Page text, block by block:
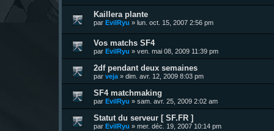
Kaillera plante
par EvilRyu » lun. oct. 15, 2007 2:56 pm
Vos matchs SF4
par EvilRyu » ven. mai 08, 2009 11:39 pm
2df pendant deux semaines
par veja » dim. avr. 12, 2009 8:03 pm
SF4 matchmaking
par EvilRyu » sam. avr. 25, 2009 2:02 am
Statut du serveur [ SF.FR ]
par EvilRyu » mer. déc. 19, 2007 10:14 pm